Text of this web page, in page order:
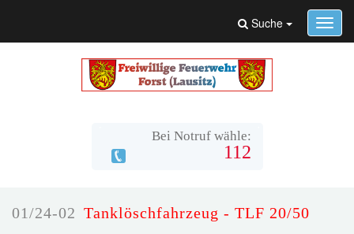
Suche
Bei Notruf wähle:
112
01/24-02 Tanklöschfahrzeug - TLF 20/50